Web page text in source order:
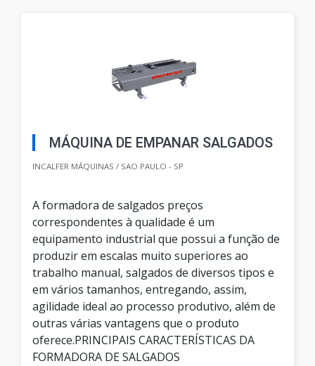
MÁQUINA DE EMPANAR SALGADOS
INCALFER MÁQUINAS / SAO PAULO - SP
A formadora de salgados preços
correspondentes à qualidade é um
equipamento industrial que possui a função de
produzir em escalas muito superiores ao
trabalho manual, salgados de diversos tipos e
em vários tamanhos, entregando, assim,
agilidade ideal ao processo produtivo, além de
outras várias vantagens que o produto
oferece.PRINCIPAIS CARACTERÍSTICAS DA
FORMADORA DE SALGADOS